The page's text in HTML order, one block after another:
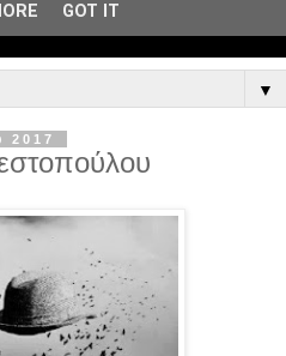
▼
2017
GOT IT